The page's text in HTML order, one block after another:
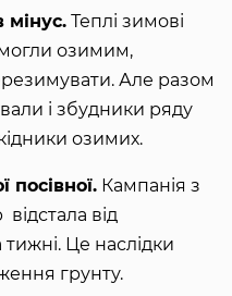
Теплі зимові
озимим,
Але разом
і збудники ряду
озимих.
посівної. Кампанія з
від
Це наслідки
грунту.